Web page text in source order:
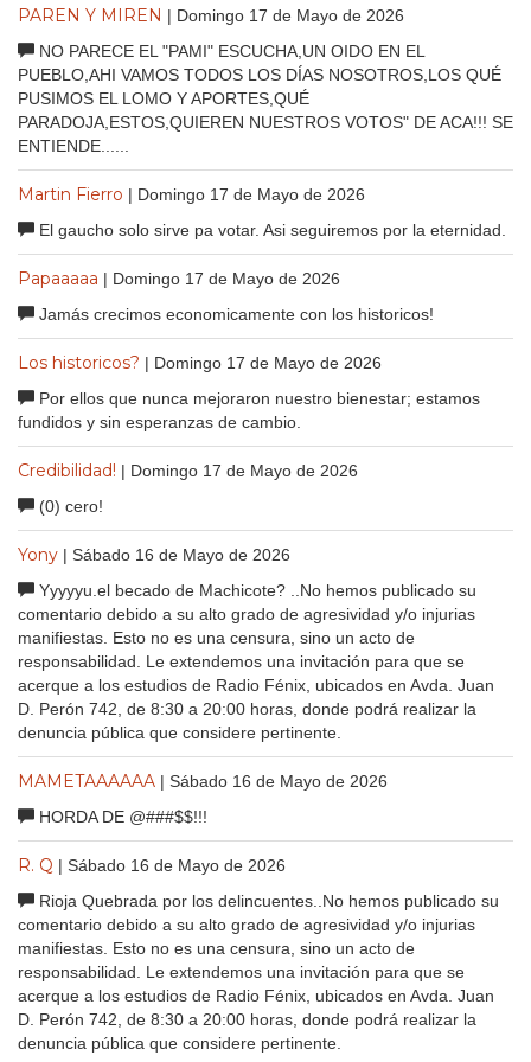
PAREN Y MIREN | Domingo 17 de Mayo de 2026
NO PARECE EL "PAMI" ESCUCHA,UN OIDO EN EL
PUEBLO,AHI VAMOS TODOS LOS DÍAS NOSOTROS,LOS QUÉ
PUSIMOS EL LOMO Y APORTES,QUÉ
PARADOJA,ESTOS,QUIEREN NUESTROS VOTOS" DE ACA!!! SE
ENTIENDE......
Martin Fierro | Domingo 17 de Mayo de 2026
El gaucho solo sirve pa votar. Asi seguiremos por la eternidad.
Papaaaaa | Domingo 17 de Mayo de 2026
Jamás crecimos economicamente con los historicos!
Los historicos? | Domingo 17 de Mayo de 2026
Por ellos que nunca mejoraron nuestro bienestar; estamos
fundidos y sin esperanzas de cambio.
Credibilidad! | Domingo 17 de Mayo de 2026
(0) cero!
Yony | Sábado 16 de Mayo de 2026
Yyyyyu.el becado de Machicote? ..No hemos publicado su
comentario debido a su alto grado de agresividad y/o injurias
manifiestas. Esto no es una censura, sino un acto de
responsabilidad. Le extendemos una invitación para que se
acerque a los estudios de Radio Fénix, ubicados en Avda. Juan
D. Perón 742, de 8:30 a 20:00 horas, donde podrá realizar la
denuncia pública que considere pertinente.
MAMETAAAAAA | Sábado 16 de Mayo de 2026
HORDA DE @###$$!!!
R. Q | Sábado 16 de Mayo de 2026
Rioja Quebrada por los delincuentes..No hemos publicado su
comentario debido a su alto grado de agresividad y/o injurias
manifiestas. Esto no es una censura, sino un acto de
responsabilidad. Le extendemos una invitación para que se
acerque a los estudios de Radio Fénix, ubicados en Avda. Juan
D. Perón 742, de 8:30 a 20:00 horas, donde podrá realizar la
denuncia pública que considere pertinente.